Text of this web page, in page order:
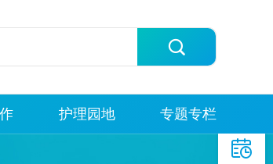

护理园地 专题专栏
